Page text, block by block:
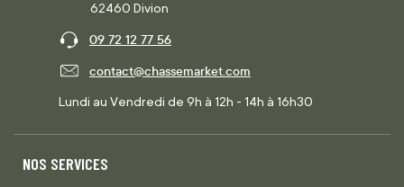
62460 Divion
09 72 12 77 56
contact@chassemarket.com
Lundi au Vendredi de 9h à 12h - 14h à 16h30
NOS SERVICES